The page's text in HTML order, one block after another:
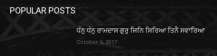
POPULAR POSTS
ਧੰਨੁ ਧੰਨੁ ਰਾਮਦਾਸ ਗੁਰੁ ਜਿਨਿ ਸਿਰਿਆ ਤਿਨੈ ਸਵਾਰਿਆ
October 6, 2017